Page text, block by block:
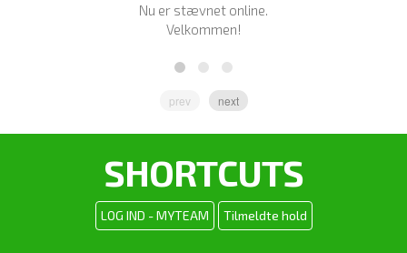
Nu er stævnet online.
Velkommen!
prev next
SHORTCUTS
LOG IND - MYTEAM Tilmeldte hold